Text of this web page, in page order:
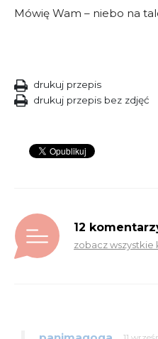
Mówię Wam – niebo na
drukuj przepis
drukuj przepis bez zdjęć
12
zobacz